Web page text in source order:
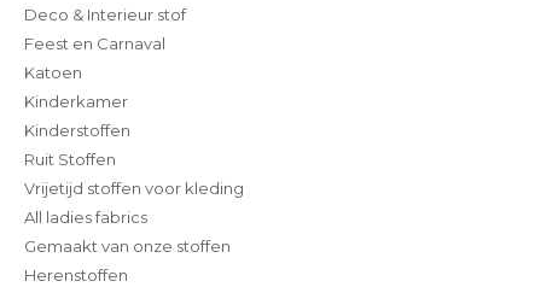
Deco & Interieur stof
Feest en Carnaval
Katoen
Kinderkamer
Kinderstoffen
Ruit Stoffen
Vrijetijd stoffen voor kleding
All ladies fabrics
Gemaakt van onze stoffen
Herenstoffen